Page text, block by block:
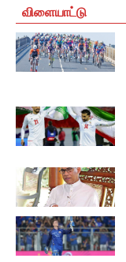
விளையாட்டு